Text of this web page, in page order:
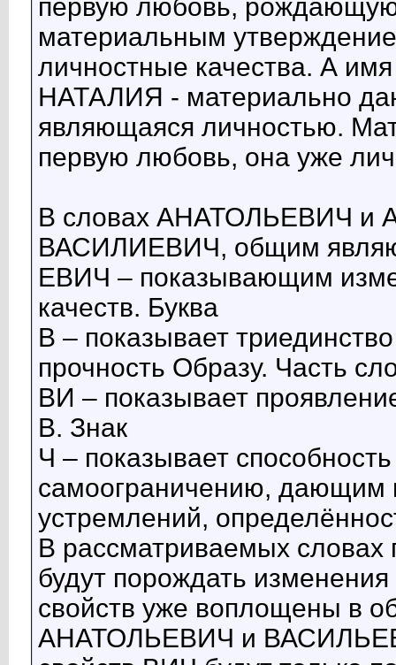
первую любовь, рождающую
материальным
личностные качества. А имя
НАТАЛИЯ - материально
являющаяся личностью.
первую любовь, она уже
В словах АНАТОЛЬЕВИЧ
ВАСИЛИЕВИЧ, общим
ЕВИЧ – показывающим
качеств. Буква
В – показывает
прочность Образу. Часть
ВИ – показывает
В. Знак
Ч – показывает
самоограничению, дающим
устремлений,
В рассматриваемых словах
будут порождать
свойств уже воплощены в
АНАТОЛЬЕВИЧ и